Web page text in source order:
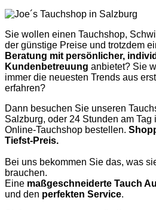
Sie wollen einen Tauchshop,
der günstige Preise und trotzdem
Beratung mit persönlicher,
Kundenbetreuung anbietet? Sie
immer die neuesten Trends aus
erfahren?
Dann besuchen Sie unseren
Salzburg, oder 24 Stunden am Tag
Online-Tauchshop bestellen.
Tiefst-Preis.
Bei uns bekommen Sie das, was
brauchen.
Eine maßgeschneiderte Tauch
und den perfekten Service.